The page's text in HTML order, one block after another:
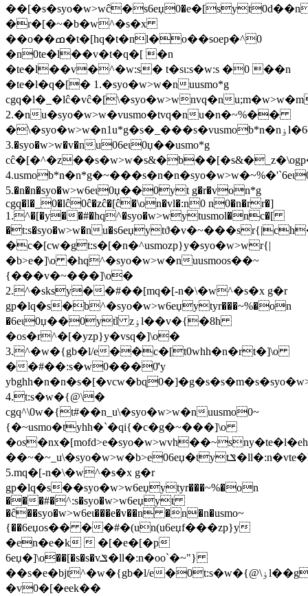
�r�[�~�b�w^�s�x
��o��ߘ�t�[hq�t�nl�o��soep�^0
�n0te�l��v�t�q�[ �n
�te�l��v�^�w:s� t�sɩ:s�w:s �0 ��n
�te�l�q�[� 1.�syo�w>w�nuusmo*g
cgq�l�_�lĉ�vĉ�[\�syo�w>wnvq�n
2.�nu�syo�w>w�vusmo�tvq�nu�n�~%��
�\�syo�w>w�n1u*g�s�_���s�vusmob*n�nۏl�6eɩ0џ��0yt�vl�:n�
3.�syo�w>w�v�nu06eɩ0џ��usmo*g
5.�n�n�syo�w>w6eɩ0џ��0yt g�r�von*g
cgq�l�_0�lĉ0ĉ�zĉ�[ĉ�\on�vl�:n0 n0�n�rr�]
1.^�[�y��#�hq^�syo�w>wytusmol�nc�[
�t:s�syo�w>w�n
�c�[cw�gt:s�[�n�^usmozp}y�syo�w>wr{|
�b>e�]\o �hq^�syo�w>w�nuusmoos��~
{���v�~���]\o�
2.^�sksy��#��[mq�[-n�\�w^�s�x g�r
gp�lq�s�b^�syo�w>w6eџytyr���~%�on
�6eɩ0џ��0ytǐ zۏl��v�{�8h
�os�r^�[�yzp}y�vsq�]\o�
3.^�w�{gb�l/e��c�[t0whh�n�rt�]\o
��#��:s�w0���0͑'y
4.t:s�w�{@\�
cgq^\0w�{t#��n_u\�syo�w>w�nuusmo0~
{�~usmo�tyhh�`�qi{�c�g�~���]\o
��~�~_u\�syo�w>w�b>e06eџ�tytݏ�ll�:n�vte�l�
5.mq�[-n�\�w^�s�x g�r
gp�lq�s��syo�w>w6eџytyr���~%�on
���#�^:s�syo�w>w6eџyt
�ĉ��syo�w>w6eɩ���e�v��n �n�n�usmo~
{��6eџos�� ��#�(un(u6eџf���zp}y
�en�e�k  �[�e�[�p
6eџ�]\o��[�s�s�vݏ�ll�:n�oo`�~"}
��s�e�bjt^�w�{gb�l/e�0t:s�w�{@\ۏl��gy0
�v0�[�eek��